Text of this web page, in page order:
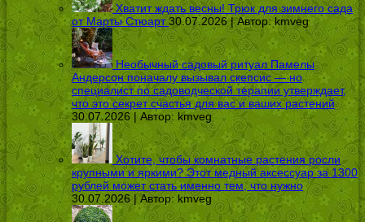
Хватит ждать весны! Трюк для зимнего сада
от Марты Стюарт 30.07.2026 | Автор:kmveg
Необычный садовый ритуал Памелы
Андерсон поначалу вызывал скепсис — но
специалист по садоводческой терапии утверждает,
что это секрет счастья для вас и ваших растений
30.07.2026 | Автор: kmveg
Хотите, чтобы комнатные растения росли
крупными и яркими? Этот медный аксессуар за 1300
рублей может стать именно тем, что нужно
30.07.2026 | Автор: kmveg